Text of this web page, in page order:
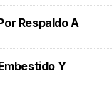
Respaldo A
Y